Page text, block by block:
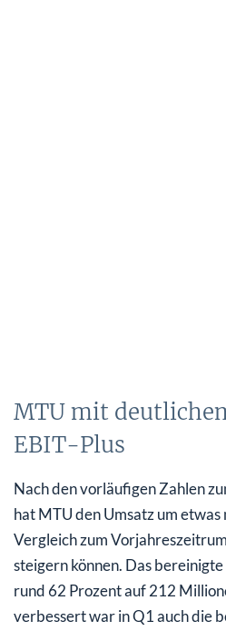
MTU mit
EBIT-Plus
Nach den vorläufigen Zahlen
hat MTU den Umsatz um
Vergleich zum
steigern können. Das
rund 62 Prozent auf 212
verbessert war in Q1 auch die